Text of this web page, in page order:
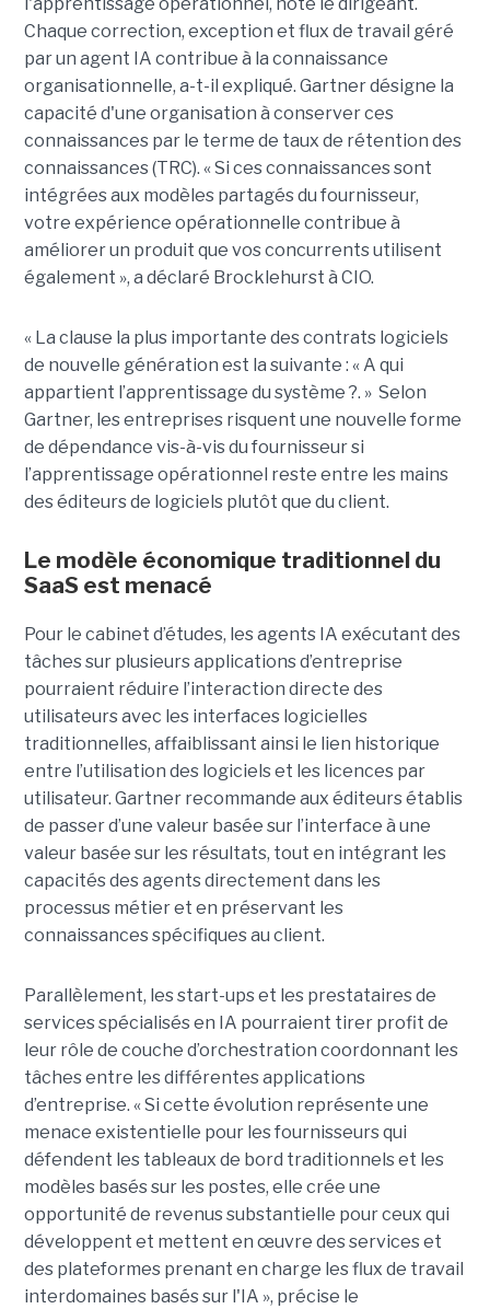
l'apprentissage opérationnel, note le dirigeant.
Chaque correction, exception et flux de travail géré
par un agent IA contribue à la connaissance
organisationnelle, a-t-il expliqué. Gartner désigne la
capacité d'une organisation à conserver ces
connaissances par le terme de taux de rétention des
connaissances (TRC). « Si ces connaissances sont
intégrées aux modèles partagés du fournisseur,
votre expérience opérationnelle contribue à
améliorer un produit que vos concurrents utilisent
également », a déclaré Brocklehurst à CIO.
« La clause la plus importante des contrats logiciels
de nouvelle génération est la suivante : « A qui
appartient l’apprentissage du système ?. » Selon
Gartner, les entreprises risquent une nouvelle forme
de dépendance vis-à-vis du fournisseur si
l’apprentissage opérationnel reste entre les mains
des éditeurs de logiciels plutôt que du client.
Le modèle économique traditionnel du
SaaS est menacé
Pour le cabinet d’études, les agents IA exécutant des
tâches sur plusieurs applications d’entreprise
pourraient réduire l’interaction directe des
utilisateurs avec les interfaces logicielles
traditionnelles, affaiblissant ainsi le lien historique
entre l’utilisation des logiciels et les licences par
utilisateur. Gartner recommande aux éditeurs établis
de passer d’une valeur basée sur l’interface à une
valeur basée sur les résultats, tout en intégrant les
capacités des agents directement dans les
processus métier et en préservant les
connaissances spécifiques au client.
Parallèlement, les start-ups et les prestataires de
services spécialisés en IA pourraient tirer profit de
leur rôle de couche d’orchestration coordonnant les
tâches entre les différentes applications
d’entreprise. « Si cette évolution représente une
menace existentielle pour les fournisseurs qui
défendent les tableaux de bord traditionnels et les
modèles basés sur les postes, elle crée une
opportunité de revenus substantielle pour ceux qui
développent et mettent en œuvre des services et
des plateformes prenant en charge les flux de travail
interdomaines basés sur l'IA », précise le